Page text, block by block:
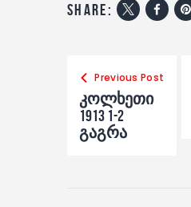
share:
Previous Post
კოლხეთი
1913 1-2
გაგრა